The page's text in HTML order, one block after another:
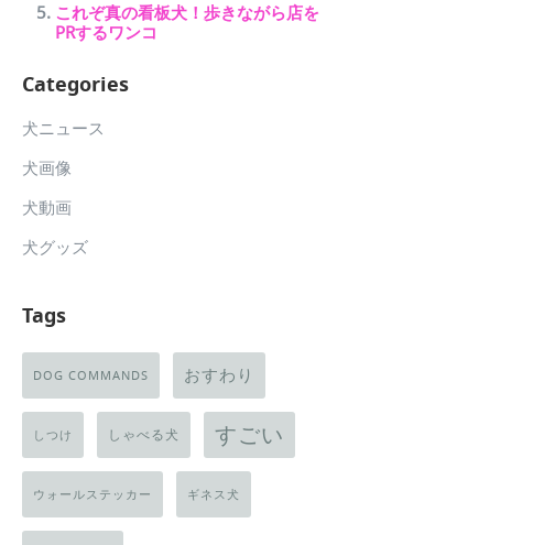
これぞ真の看板犬！歩きながら店を
PRするワンコ
Categories
犬ニュース
犬画像
犬動画
犬グッズ
Tags
DOG COMMANDS おすわり
しつけ しゃべる犬 すごい
ウォールステッカー ギネス犬